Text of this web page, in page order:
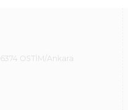
OSTİM/Ankara